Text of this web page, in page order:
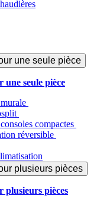
une seule pièce
seule pièce
compactes
réversible
plusieurs pièces
plusieurs pièces